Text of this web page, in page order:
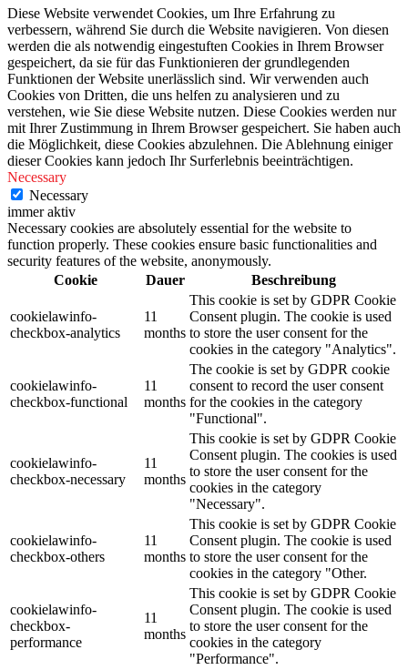
Diese Website verwendet Cookies, um Ihre Erfahrung zu
verbessern, während Sie durch die Website navigieren. Von diesen
werden die als notwendig eingestuften Cookies in Ihrem Browser
gespeichert, da sie für das Funktionieren der grundlegenden
Funktionen der Website unerlässlich sind. Wir verwenden auch
Cookies von Dritten, die uns helfen zu analysieren und zu
verstehen, wie Sie diese Website nutzen. Diese Cookies werden nur
mit Ihrer Zustimmung in Ihrem Browser gespeichert. Sie haben auch
die Möglichkeit, diese Cookies abzulehnen. Die Ablehnung einiger
dieser Cookies kann jedoch Ihr Surferlebnis beeinträchtigen.
Necessary
Necessary
immer aktiv
Necessary cookies are absolutely essential for the website to
function properly. These cookies ensure basic functionalities and
security features of the website, anonymously.
Cookie
Dauer Beschreibung
cookielawinfo-
checkbox-analytics
11
months
This cookie is set by GDPR Cookie
Consent plugin. The cookie is used
to store the user consent for the
cookies in the category "Analytics".
cookielawinfo-
checkbox-functional
11
months
The cookie is set by GDPR cookie
consent to record the user consent
for the cookies in the category
"Functional".
cookielawinfo-
checkbox-necessary
11
months
This cookie is set by GDPR Cookie
Consent plugin. The cookies is used
to store the user consent for the
cookies in the category
"Necessary".
cookielawinfo-
checkbox-others
11
months
This cookie is set by GDPR Cookie
Consent plugin. The cookie is used
to store the user consent for the
cookies in the category "Other.
cookielawinfo-
checkbox-
performance
11
months
This cookie is set by GDPR Cookie
Consent plugin. The cookie is used
to store the user consent for the
cookies in the category
"Performance".